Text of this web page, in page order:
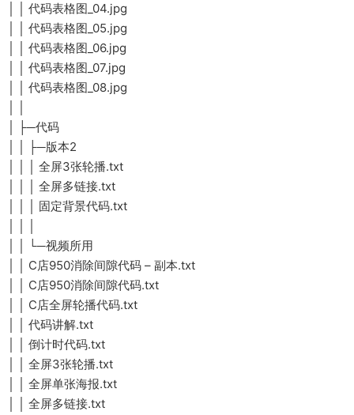
│ │ 代码表格图_04.jpg
│ │ 代码表格图_05.jpg
│ │ 代码表格图_06.jpg
│ │ 代码表格图_07.jpg
│ │ 代码表格图_08.jpg
│ ├─代码
│ │ ├─版本2
│ │ │ 全屏3张轮播.txt
│ │ │ 全屏多链接.txt
│ │ │ 固定背景代码.txt
│ │ └─视频所用
│ │ C店950消除间隙代码 – 副本.txt
│ │ C店950消除间隙代码.txt
│ │ C店全屏轮播代码.txt
│ │ 代码讲解.txt
│ │ 倒计时代码.txt
│ │ 全屏3张轮播.txt
│ │ 全屏单张海报.txt
│ │ 全屏多链接.txt